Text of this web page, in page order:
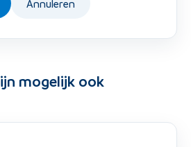
Annuleren
mogelijk ook